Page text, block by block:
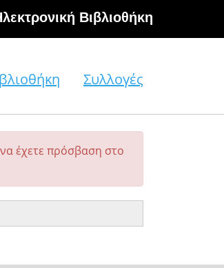
Βιβλιοθήκη
Συλλογές
έχετε πρόσβαση στο